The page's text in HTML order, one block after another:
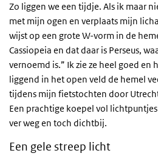
Zo liggen we een tijdje. Als ik maar
met mijn ogen en verplaats mijn
wijst op een grote W-vorm in de
Cassiopeia en dat daar is Perseus,
vernoemd is.” Ik zie ze heel goed en
liggend in het open veld de hemel
tijdens mijn fietstochten door
Een prachtige koepel vol
ver weg en toch dichtbij.
Een gele streep licht